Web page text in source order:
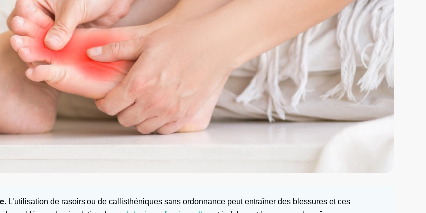
L’utilisation de rasoirs ou de callisthéniques sans ordonnance peut entraîner des blessures et des